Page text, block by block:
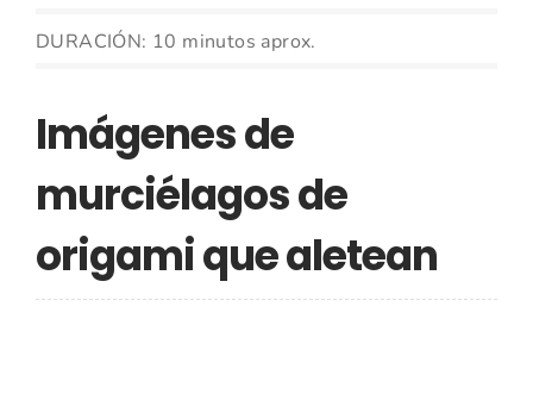
DURACIÓN: 10 minutos aprox.
Imágenes de
murciélagos de
origami que aletean